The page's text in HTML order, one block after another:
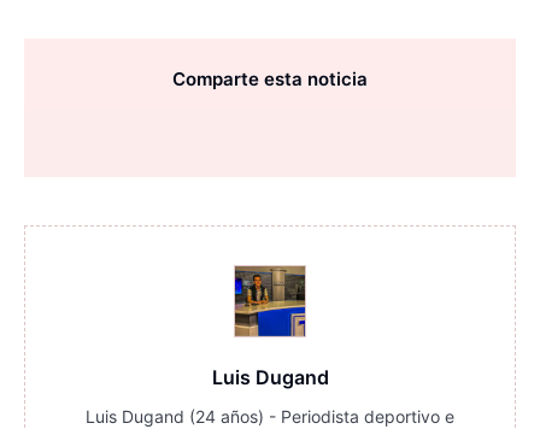
Comparte esta noticia
Luis Dugand
Luis Dugand (24 años) - Periodista deportivo e